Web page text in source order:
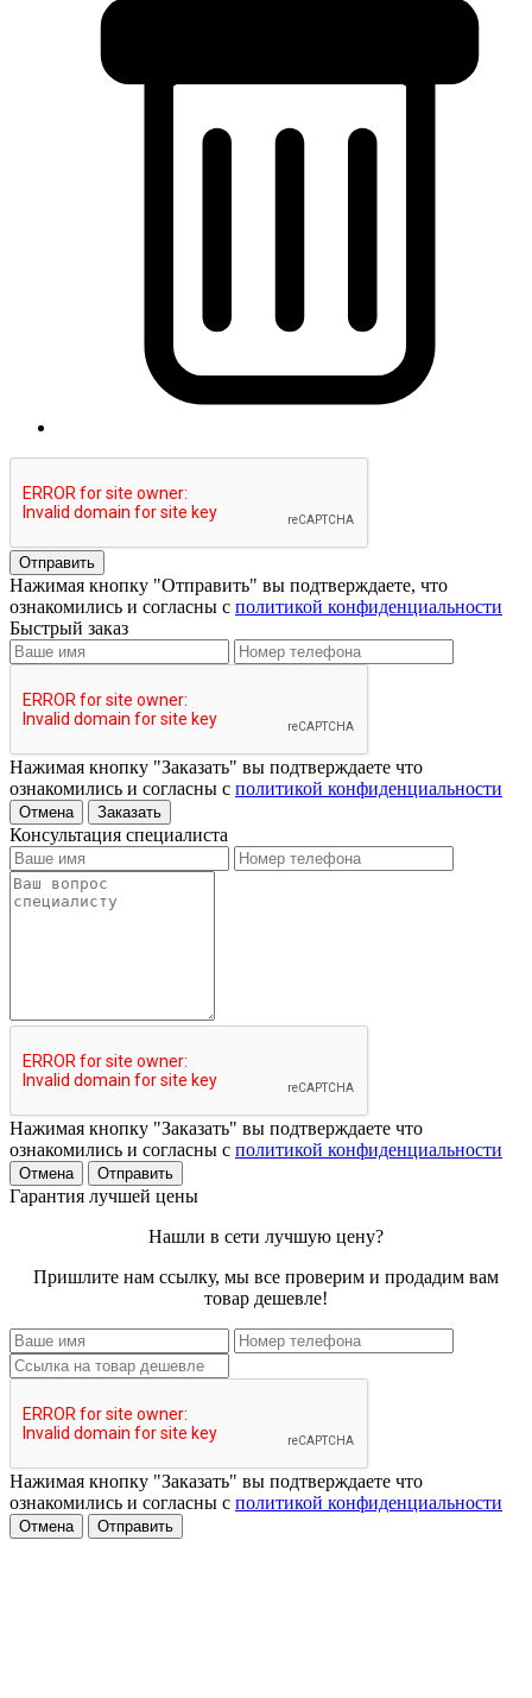
Отправить
Нажимая кнопку "Отправить" вы подтверждаете, что
ознакомились и согласны с политикой конфиденциальности
Быстрый заказ
Нажимая кнопку "Заказать" вы подтверждаете что
ознакомились и согласны с политикой конфиденциальности
Отмена Заказать
Консультация специалиста
Нажимая кнопку "Заказать" вы подтверждаете что
ознакомились и согласны с политикой конфиденциальности
Отмена Отправить
Гарантия лучшей цены
Нашли в сети лучшую цену?
Пришлите нам ссылку, мы все проверим и продадим вам
товар дешевле!
Нажимая кнопку "Заказать" вы подтверждаете что
ознакомились и согласны с политикой конфиденциальности
Отмена Отправить